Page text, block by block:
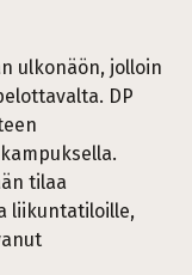
ulkonäön, jolloin
DP
tilaa
liikuntatiloille,